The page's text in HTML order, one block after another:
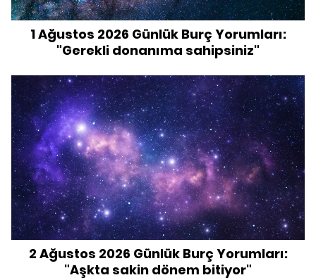
1 Ağustos 2026 Günlük Burç Yorumları:
"Gerekli donanıma sahipsiniz"
2 Ağustos 2026 Günlük Burç Yorumları:
"Aşkta sakin dönem bitiyor"